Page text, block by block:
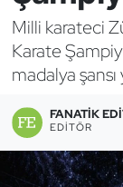
Milli karateci
Karate
madalya şansı
FANATIK
EDITÖR
Bocce